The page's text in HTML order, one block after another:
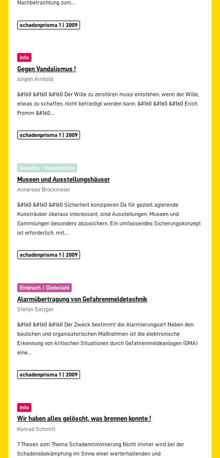
Nachbetrachtung zum…
schadenprisma 1 | 2009
Info
Gegen Vandalismus !
Jürgen Arnhold
&#160 &#160 &#160 Der Wille zu zerstören muss entstehen, wenn der Wille,
etwas zu schaffen, nicht befriedigt werden kann. &#160 &#160 &#160 Erich
Fromm &#160…
schadenprisma 1 | 2009
Gesetze / Vorschriften
Museen und Ausstellungshäuser
Annerose Brockmeier
&#160 &#160 &#160 Sicherheit konzipieren Da für gezielt agierende
Kunsträuber überaus interessant, sind Ausstellungen, Museen und
Sammlungen besonders abzusichern. Ein umfassendes Sicherungskonzept
ist erforderlich, mit…
schadenprisma 1 | 2009
Einbruch / Diebstahl
Alarmübertragung von Gefahrenmeldetechnik
Stefan Satzger
&#160 &#160 &#160 Der Zweck bestimmt die Alarmierungsart Neben den
baulichen und organisatorischen Maßnahmen ist die elektronische
Erkennung von kritischen Situationen durch Gefahrenmeldeanlagen (GMA)
eine…
schadenprisma 1 | 2009
Info
Wir haben alles gelöscht, was brennen konnte !
Konrad Schmitt
7 Thesen zum Thema Schadenminimierung Nicht immer wird bei der
Schadensbekämpfung im Sinne einer werterhaltenden und